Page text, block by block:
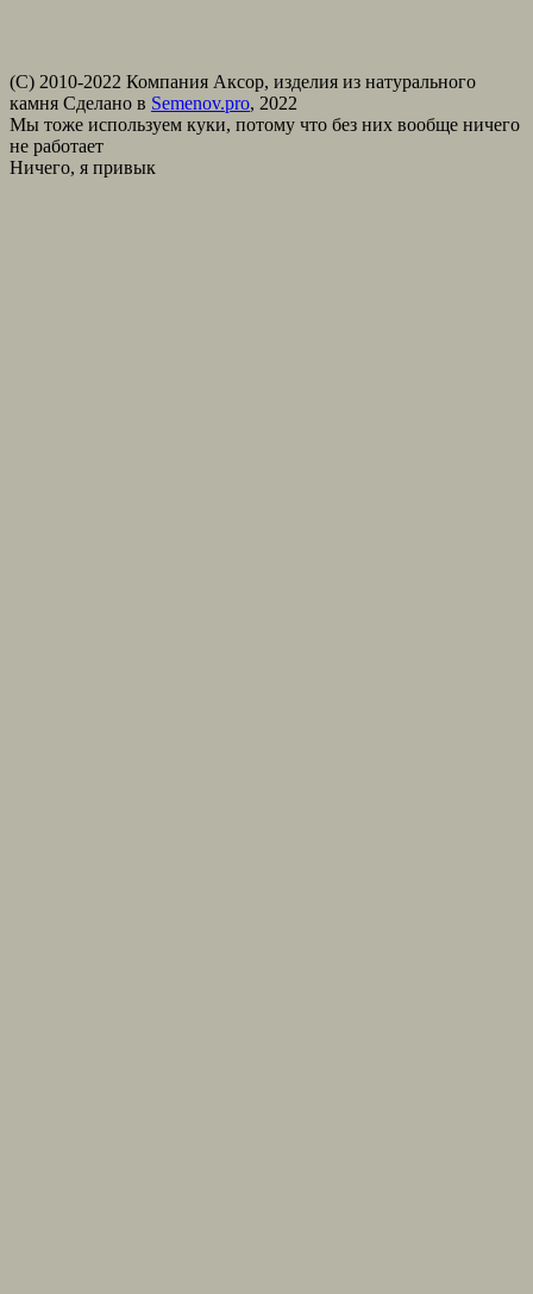
(С) 2010-2022 Компания Аксор, изделия из натурального
камня Сделано в Semenov.pro, 2022
Мы тоже используем куки, потому что без них вообще ничего
не работает
Ничего, я привык